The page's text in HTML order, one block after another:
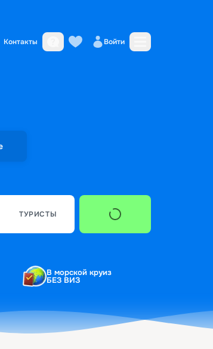
Контакты Войти
ТУРИСТЫ
В морской круиз
БЕЗ ВИЗ